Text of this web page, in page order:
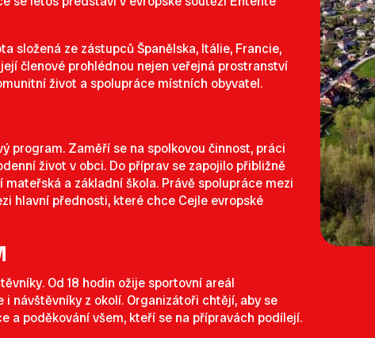
složená ze zástupců Španělska, Itálie, Francie,
členové prohlédnou nejen veřejná prostranství
život a spolupráce místních obyvatel.
program. Zaměří se na spolkovou činnost, práci
život v obci. Do příprav se zapojilo přibližně
a základní škola. Právě spolupráce mezi
hlavní přednosti, které chce Cejle evropské
Od 18 hodin ožije sportovní areál
návštěvníky z okolí. Organizátoři chtějí, aby se
a poděkování všem, kteří se na přípravách podílejí.